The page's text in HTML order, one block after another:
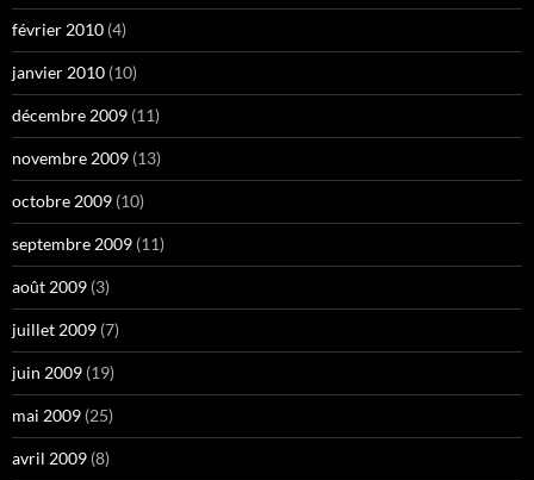
février 2010 (4)
janvier 2010 (10)
décembre 2009 (11)
novembre 2009 (13)
octobre 2009 (10)
septembre 2009 (11)
août 2009 (3)
juillet 2009 (7)
juin 2009 (19)
mai 2009 (25)
avril 2009 (8)